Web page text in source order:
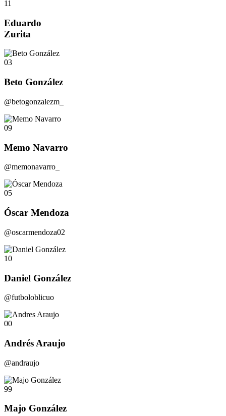
11
Eduardo
Zurita
03
Beto González
@betogonzalezm_
09
Memo Navarro
@memonavarro_
05
Óscar Mendoza
@oscarmendoza02
10
Daniel González
@futboloblicuo
00
Andrés Araujo
@andraujo
99
Majo González